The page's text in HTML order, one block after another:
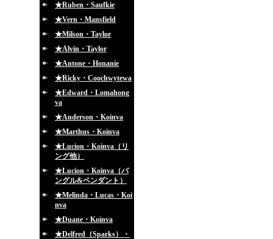
★Ruben・Saufkie
★Vern・Mansfield
★Milson・Taylor
★Alvin・Taylor
★Antone・Honanie
★Ricky・Coochwytewa
★Edward・Lomahong
va
★Anderson・Koinva
★Marthus・Koinva
★Lucion・Koinva（リ
ング他）
★Lucion・Koinva（バ
ングル&ペンダント）
★Melinda・Lucas・Koi
nva
★Duane・Koinva
★Delfred（Sparks）・